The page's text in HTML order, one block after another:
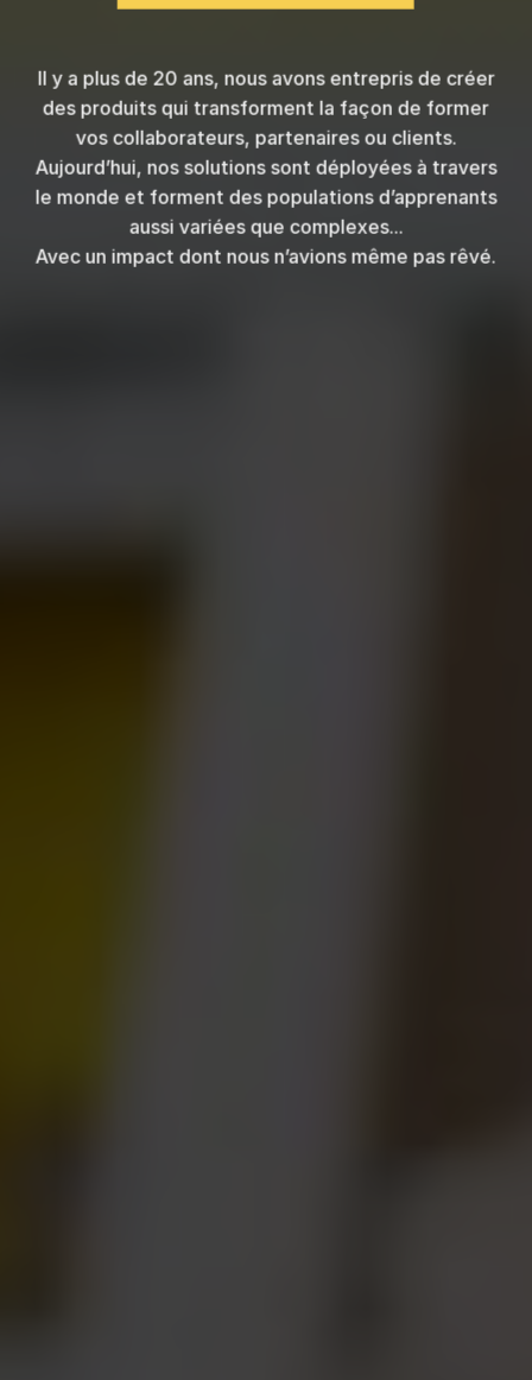
Il y a plus de 20 ans, nous avons entrepris de créer
des produits qui transforment la façon de former
vos collaborateurs, partenaires ou clients.
Aujourd’hui, nos solutions sont déployées à travers
le monde et forment des populations d’apprenants
aussi variées que complexes...
Avec un impact dont nous n’avions même pas rêvé.